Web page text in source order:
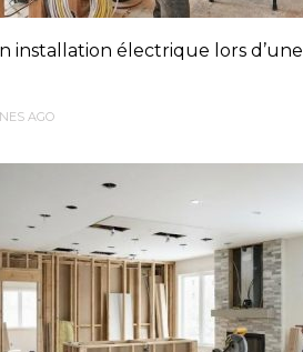
installation électrique lors d’une
AGO